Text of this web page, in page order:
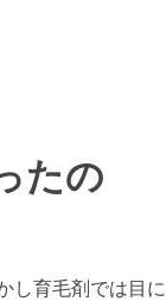
たの
し育毛剤では目に